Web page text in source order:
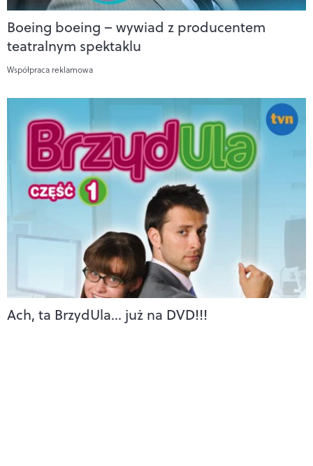
Boeing boeing – wywiad z producentem
teatralnym spektaklu
Współpraca reklamowa
Ach, ta BrzydUla… już na DVD!!!